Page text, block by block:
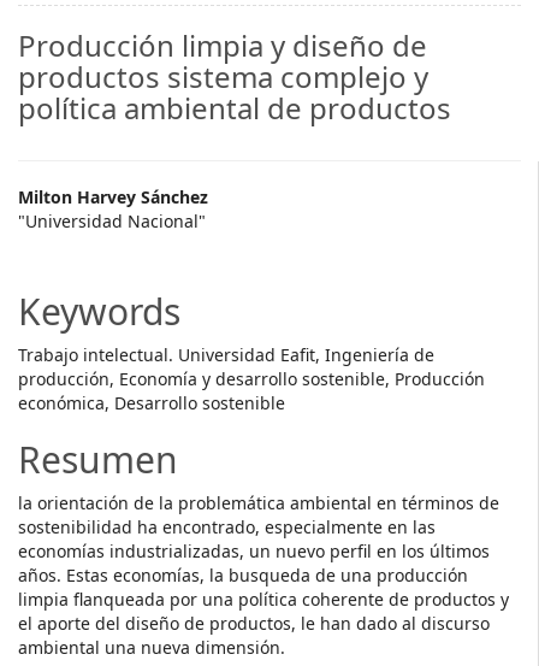
Producción limpia y diseño de
productos sistema complejo y
política ambiental de productos
Main
Article
Milton Harvey Sánchez
"Universidad Nacional"
Keywords
Trabajo intelectual. Universidad Eafit, Ingeniería de
producción, Economía y desarrollo sostenible, Producción
económica, Desarrollo sostenible
Resumen
la orientación de la problemática ambiental en términos de
sostenibilidad ha encontrado, especialmente en las
economías industrializadas, un nuevo perfil en los últimos
años. Estas economías, la busqueda de una producción
limpia flanqueada por una política coherente de productos y
el aporte del diseño de productos, le han dado al discurso
ambiental una nueva dimensión.